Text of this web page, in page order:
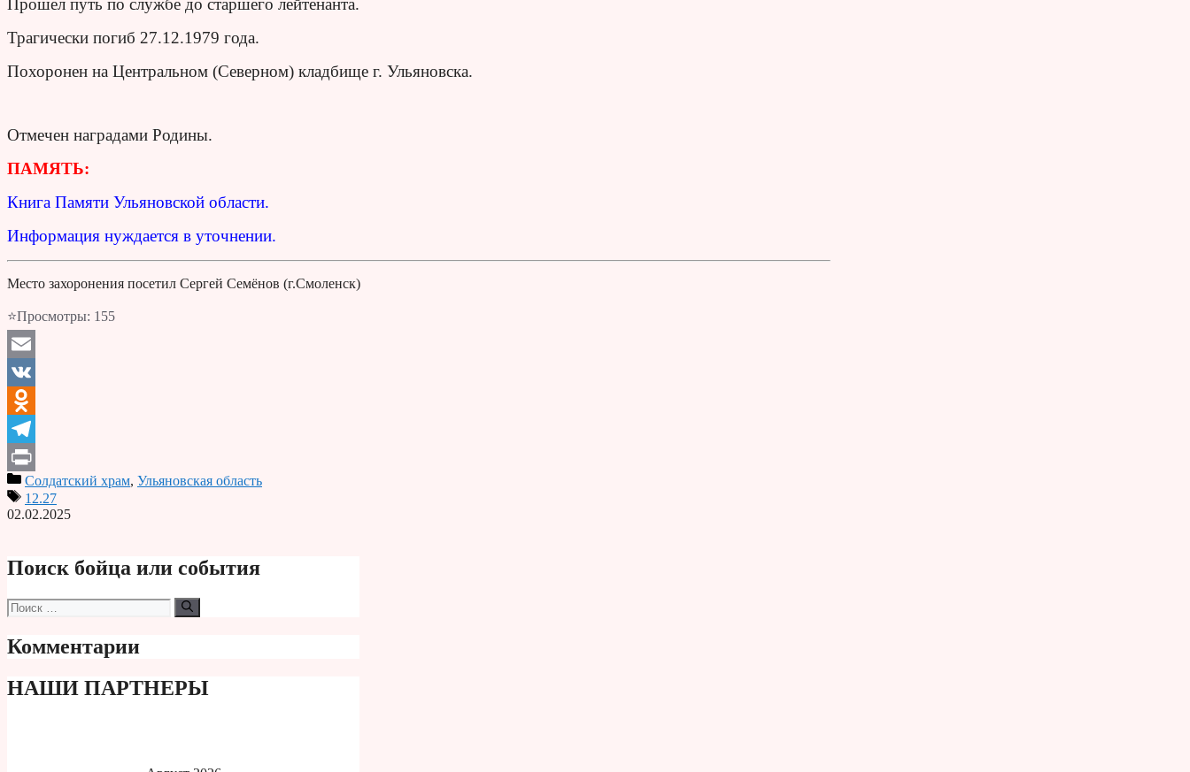
Прошел путь по службе до старшего лейтенанта.
Трагически погиб 27.12.1979 года.
Похоронен на Центральном (Северном) кладбище г. Ульяновска.
Отмечен наградами Родины.
ПАМЯТЬ:
Книга Памяти Ульяновской области.
Информация нуждается в уточнении.
Место захоронения посетил Сергей Семёнов (г.Смоленск)
⭐Просмотры: 155
Email
VK
Odnoklassniki
Telegram
PrintСолдатский храм, Ульяновская область
12.27
02.02.2025
Поиск бойца или события
Поиск:
Комментарии
НАШИ ПАРТНЕРЫ